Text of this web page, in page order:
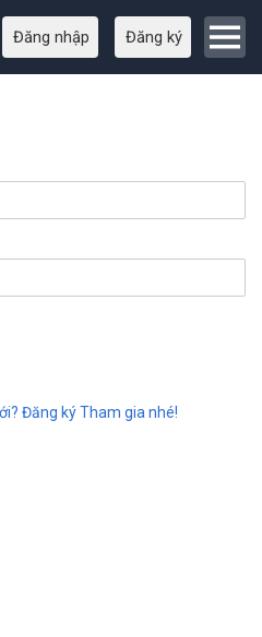
Đăng nhập Đăng ký
Đăng ký Tham gia nhé!